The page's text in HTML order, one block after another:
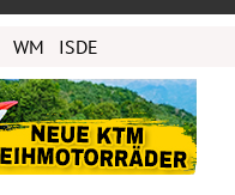
WM ISDE